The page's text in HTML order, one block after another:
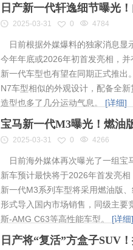
日产新一代轩逸细节曝光
2025-03-31 0 4784
日前根据外媒爆料的独家消息显
今年年底或2026年初首发亮相，
新一代车型也有望在同期正式推出
N7车型相似的外观设计，配备全
造型也多了几分运动气息。 [详细]
宝马新一代M3曝光！燃油
2025-03-31 0 4266
日前海外媒体再次曝光了一组宝
新车预计最快将于2026年首发亮
新一代M3系列车型将采用燃油版
形式导入国内市场销售，同级主要
斯-AMG C63等高性能车型。 [详细]
日产将“复活”方盒子SUV